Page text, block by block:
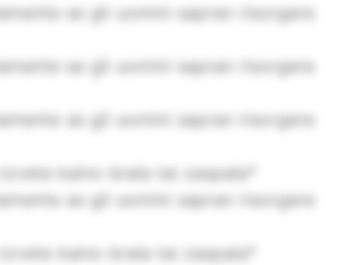
se gli uomini sapran risorgere
se gli uomini sapran risorgere
se gli uomini sapran risorgere
kaino brala tai zaspala*
se gli uomini sapran risorgere
kaino brala tai zaspala*